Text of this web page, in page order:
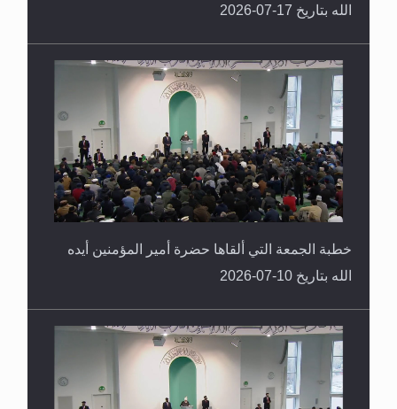
الله بتاريخ 17-07-2026
خطبة الجمعة التي ألقاها حضرة أمير المؤمنين أيده
الله بتاريخ 10-07-2026